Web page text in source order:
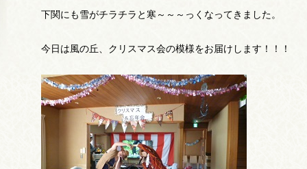
下関にも雪がチラチラと寒～～～っくなってきました。
今日は風の丘、クリスマス会の模様をお届けします！！！